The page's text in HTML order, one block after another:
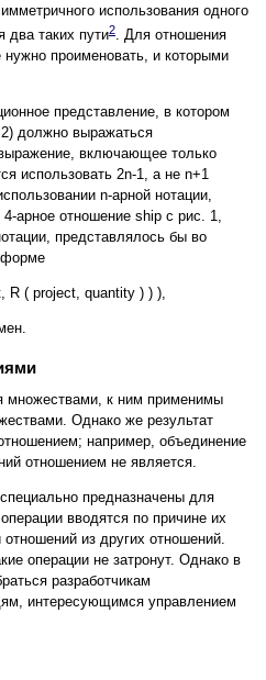
использования одного
два таких пути2. Для отношения
нужно проименовать, и которыми
представление, в котором
должно выражаться
включающее только
использовать 2n-1, а не n+1
n-арной нотации,
арное отношение ship с рис. 1,
представлялось бы во
форме
R ( project, quantity ) ) ),
множествами, к ним применимы
Однако же результат
например, объединение
отношением не является.
предназначены для
вводятся по причине их
из других отношений.
операции не затронут. Однако в
разработчикам
интересующимся управлением